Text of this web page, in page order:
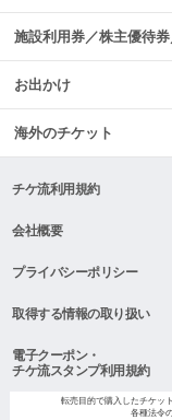
施設利用券／株主優待
お出かけ
海外のチケット
チケ流利用規約
会社概要
プライバシーポリシー
取得する情報の取り扱い
電子クーポン・
チケ流スタンプ利用規約
転売目的で購入したチケッ
各種法令